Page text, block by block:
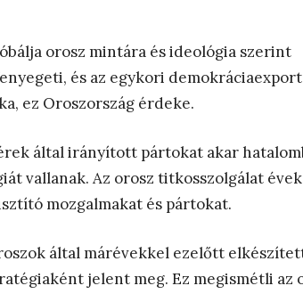
orosz mintára és ideológia szerint
és az egykori demokráciaexport
ez Oroszország érdeke.
által irányított pártokat akar
vallanak. Az orosz titkosszolgálat
mozgalmakat és pártokat.
által márévekkel ezelőtt
jelent meg. Ez megismétli az